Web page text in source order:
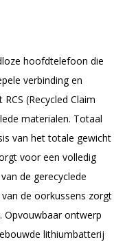
hoofdtelefoon die
verbinding en
(Recycled Claim
materialen. Totaal
van het totale gewicht
voor een volledig
de gerecyclede
de oorkussens zorgt
Opvouwbaar ontwerp
lithiumbatterij